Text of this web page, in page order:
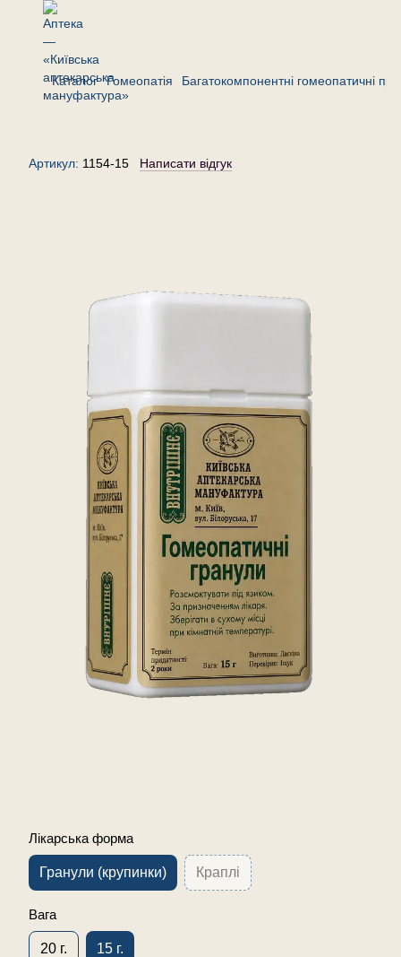
Каталог Гомеопатія Багатокомпонентні гомеопатичні
Комплекс «R»— гранули
Артикул: 1154-15 Написати відгук
Лікарська форма
Гранули (крупинки) Краплі
Вага
20 г. 15 г.